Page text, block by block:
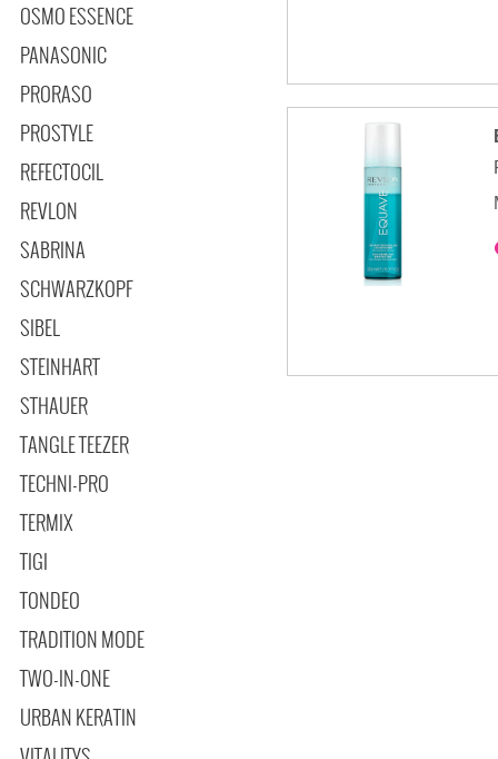
OSMO ESSENCE
PANASONIC
PRORASO
PROSTYLE
REFECTOCIL
REVLON
SABRINA
SCHWARZKOPF
SIBEL
STEINHART
STHAUER
TANGLE TEEZER
TECHNI-PRO
TERMIX
TIGI
TONDEO
TRADITION MODE
TWO-IN-ONE
URBAN KERATIN